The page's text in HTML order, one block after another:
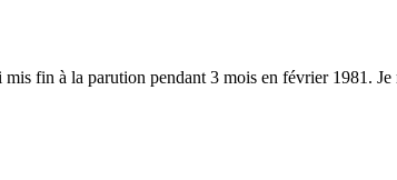
fin à la parution pendant 3 mois en février 1981.